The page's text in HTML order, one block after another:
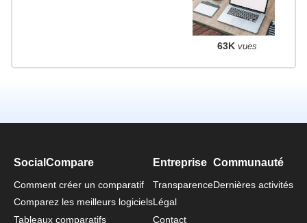
63K vues
SocialCompare
Comment créer un comparatif
Comparez les meilleurs logiciels
Tableaux comparatifs
Entreprise
Transparence
Légal
Contact
Communauté
Dernières activités